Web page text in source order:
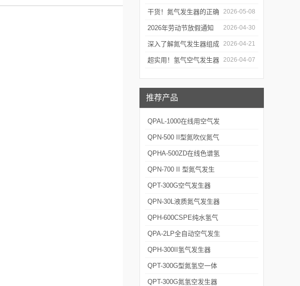
气稳定合规的关键
装方法及关键要点专业分
享
干货！氮气发生器的正确
使用方法大揭秘
2026-05-08
2026年劳动节放假通知 2026-04-30
深入了解氮气发生器组成
部件的功能与特点是掌握
2026-04-21
超实用！氢气空气发生器 2026-04-07
推荐产品
QPAL-1000在线用空气发
生器
QPN-500 II型氮吹仪氮气
发生器
QPHA-500ZD在线色谱氢
空一体机
QPN-700 II 型氮气发生
器 可定制
QPT-300G空气发生器
QPN-30L液质氮气发生器
QPH-600CSPE纯水氢气
发生器
QPA-2LP全自动空气发生
器
QPH-300II氢气发生器
QPT-300G型氮氢空一体
机
QPT-300G氮氢空发生器